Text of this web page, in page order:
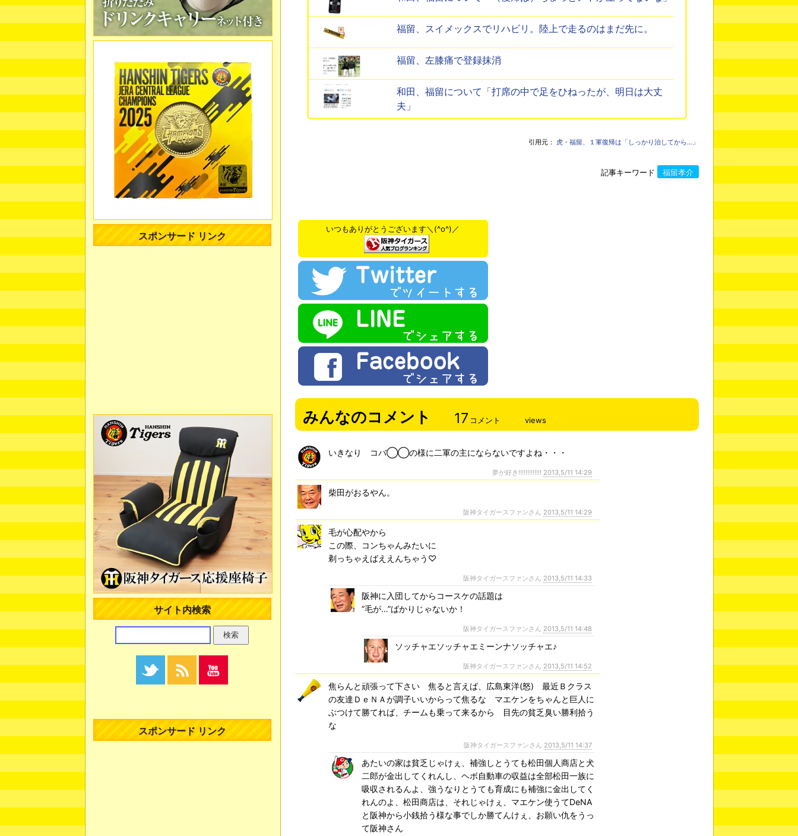
福留、スイメックスでリハビリ。陸上で走るのはまだ先に。
福留、左膝痛で登録抹消
和田、福留について「打席の中で足をひねったが、明日は大丈
夫」
引用元： 虎・福留、１軍復帰は「しっかり治してから…」
記事キーワード 福留孝介
いつもありがとうございます＼(^o^)／
みんなのコメント 17 コメント views
いきなり コバ◯◯の様に二軍の主にならないですよね・・・
夢が好き!!!!!!!!!!!!! 2013,5/11 14:29
柴田がおるやん。
阪神タイガースファンさん 2013,5/11 14:29
毛が心配やから
この際、コンちゃんみたいに
剃っちゃえばええんちゃう♡
阪神タイガースファンさん 2013,5/11 14:33
阪神に入団してからコースケの話題は
”毛が…”ばかりじゃないか！
阪神タイガースファンさん 2013,5/11 14:48
ソッチャエソッチャエミーンナソッチャエ♪
阪神タイガースファンさん 2013,5/11 14:52
焦らんと頑張って下さい 焦ると言えば、広島東洋(怒) 最近Ｂクラス
の友達ＤｅＮＡが調子いいからって焦るな マエケンをちゃんと巨人に
ぶつけて勝てれば、チームも乗って来るから 目先の貧乏臭い勝利拾う
な
阪神タイガースファンさん 2013,5/11 14:37
あたいの家は貧乏じゃけぇ、補強しとうても松田個人商店と犬
二郎が金出してくれんし、ヘボ自動車の収益は全部松田一族に
吸収されるんよ、強うなりとうても育成にも補強に金出してく
れんのよ、松田商店は、それじゃけぇ、マエケン使うてDeNA
と阪神から小銭拾う様な事でしか勝てんけぇ、お願い仇をうっ
て阪神さん
スポンサード リンク
サイト内検索
スポンサード リンク